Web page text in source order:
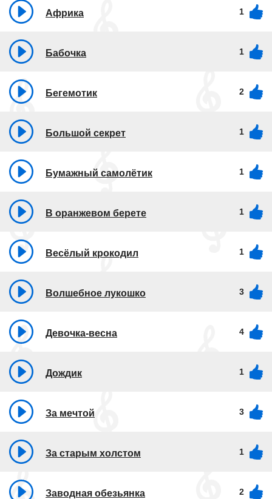
Африка 1
Бабочка 1
Бегемотик 2
Большой секрет 1
Бумажный самолётик 1
В оранжевом берете 1
Весёлый крокодил 1
Волшебное лукошко 3
Девочка-весна 4
Дождик 1
За мечтой 3
За старым холстом 1
Заводная обезьянка 2